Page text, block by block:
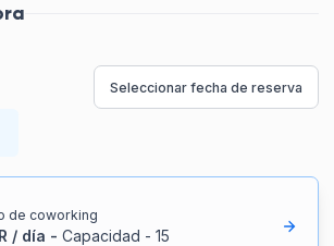
Seleccionar fecha de reserva
de coworking
/ día - Capacidad - 15